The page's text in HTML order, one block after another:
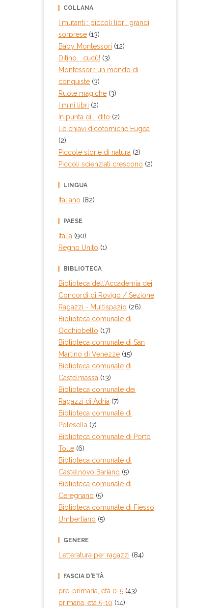
COLLANA
I mutanti : piccoli libri, grandi
sorprese (13)
Baby Montessori (12)
Ditino... cucù! (3)
Montessori: un mondo di
conquiste (3)
Ruote magiche (3)
I mini libri (2)
In punta di... dito (2)
Le chiavi dicotomiche Eugea
(2)
Piccole storie di natura (2)
Piccoli scienziati crescono (2)
LINGUA
Italiano (82)
PAESE
Italia (90)
Regno Unito (1)
BIBLIOTECA
Biblioteca dell'Accademia dei
Concordi di Rovigo / Sezione
Ragazzi - Multispazio (26)
Biblioteca comunale di
Occhiobello (17)
Biblioteca comunale di San
Martino di Venezze (15)
Biblioteca comunale di
Castelmassa (13)
Biblioteca comunale dei
Ragazzi di Adria (7)
Biblioteca comunale di
Polesella (7)
Biblioteca comunale di Porto
Tolle (6)
Biblioteca comunale di
Castelnovo Bariano (5)
Biblioteca comunale di
Ceregnano (5)
Biblioteca comunale di Fiesso
Umbertiano (5)
GENERE
Letteratura per ragazzi (84)
FASCIA D'ETÀ
pre-primaria, età 0-5 (43)
primaria, età 5-10 (14)